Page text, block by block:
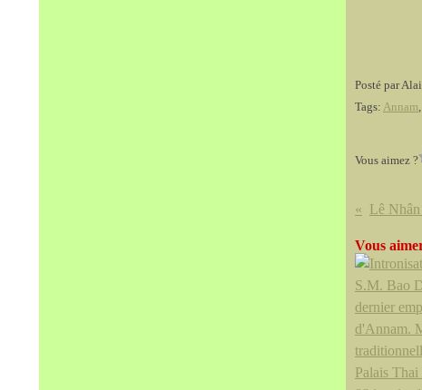
Posté par
Tags: Annam,
Vous aimez ?
Vous